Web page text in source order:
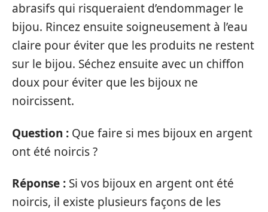
abrasifs qui risqueraient d’endommager le
bijou. Rincez ensuite soigneusement à l’eau
claire pour éviter que les produits ne restent
sur le bijou. Séchez ensuite avec un chiffon
doux pour éviter que les bijoux ne
noircissent.
Question : Que faire si mes bijoux en argent
ont été noircis ?
Réponse : Si vos bijoux en argent ont été
noircis, il existe plusieurs façons de les